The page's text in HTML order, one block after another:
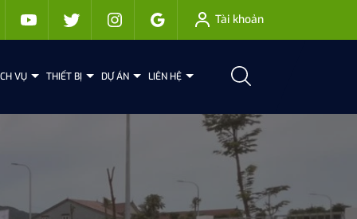
Tài khoản
VỤ THIẾT BỊ DỰ ÁN LIÊN HỆ